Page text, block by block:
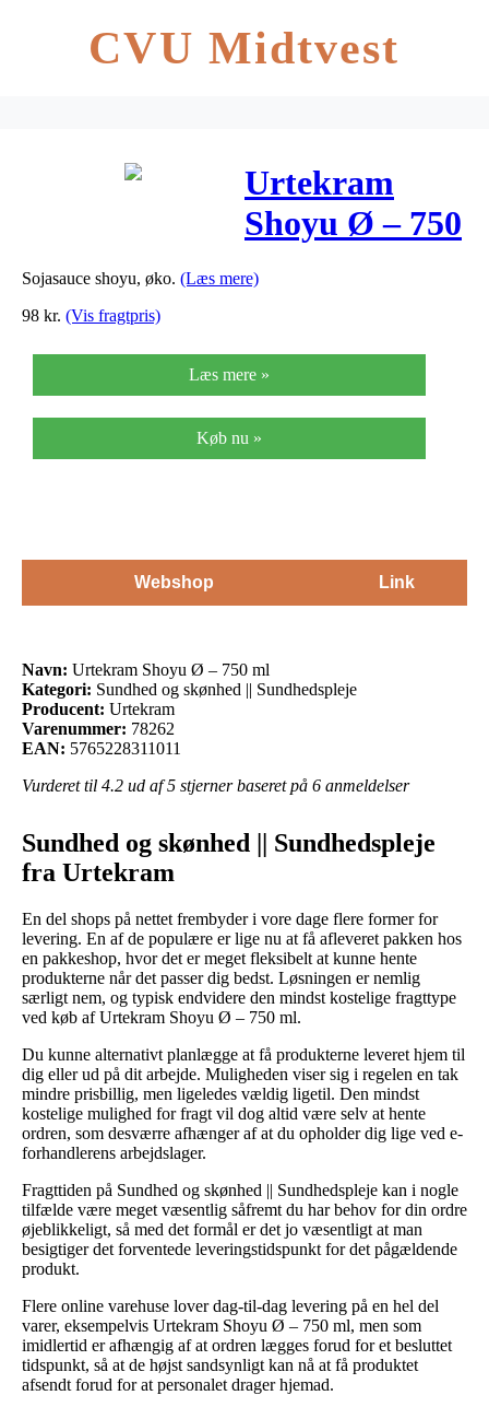
CVU Midtvest
Urtekram
Shoyu Ø – 750
ml
Sojasauce shoyu, øko. (Læs mere)
98 kr. (Vis fragtpris)
Læs mere »
Køb nu »
Webshop Link
Navn: Urtekram Shoyu Ø – 750 ml
Kategori: Sundhed og skønhed || Sundhedspleje
Producent: Urtekram
Varenummer: 78262
EAN: 5765228311011
Vurderet til 4.2 ud af 5 stjerner baseret på 6 anmeldelser
Sundhed og skønhed || Sundhedspleje
fra Urtekram
En del shops på nettet frembyder i vore dage flere former for
levering. En af de populære er lige nu at få afleveret pakken hos
en pakkeshop, hvor det er meget fleksibelt at kunne hente
produkterne når det passer dig bedst. Løsningen er nemlig
særligt nem, og typisk endvidere den mindst kostelige fragttype
ved køb af Urtekram Shoyu Ø – 750 ml.
Du kunne alternativt planlægge at få produkterne leveret hjem til
dig eller ud på dit arbejde. Muligheden viser sig i regelen en tak
mindre prisbillig, men ligeledes vældig ligetil. Den mindst
kostelige mulighed for fragt vil dog altid være selv at hente
ordren, som desværre afhænger af at du opholder dig lige ved e-
forhandlerens arbejdslager.
Fragttiden på Sundhed og skønhed || Sundhedspleje kan i nogle
tilfælde være meget væsentlig såfremt du har behov for din ordre
øjeblikkeligt, så med det formål er det jo væsentligt at man
besigtiger det forventede leveringstidspunkt for det pågældende
produkt.
Flere online varehuse lover dag-til-dag levering på en hel del
varer, eksempelvis Urtekram Shoyu Ø – 750 ml, men som
imidlertid er afhængig af at ordren lægges forud for et besluttet
tidspunkt, så at de højst sandsynligt kan nå at få produktet
afsendt forud for at personalet drager hjemad.